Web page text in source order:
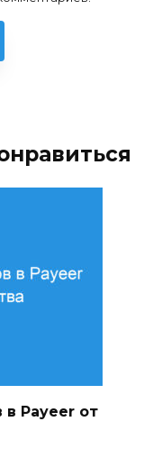
Payeer от